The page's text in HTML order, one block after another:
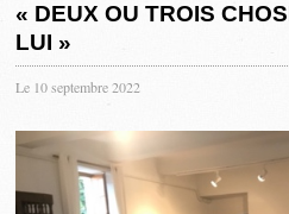
« DEUX OU TROIS
LUI »
Le 10 septembre 2022